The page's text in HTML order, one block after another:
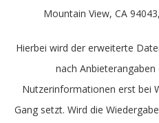
Mountain View, CA
Hierbei wird der erweiterte
nach
Nutzerinformationen erst bei
Gang setzt. Wird die